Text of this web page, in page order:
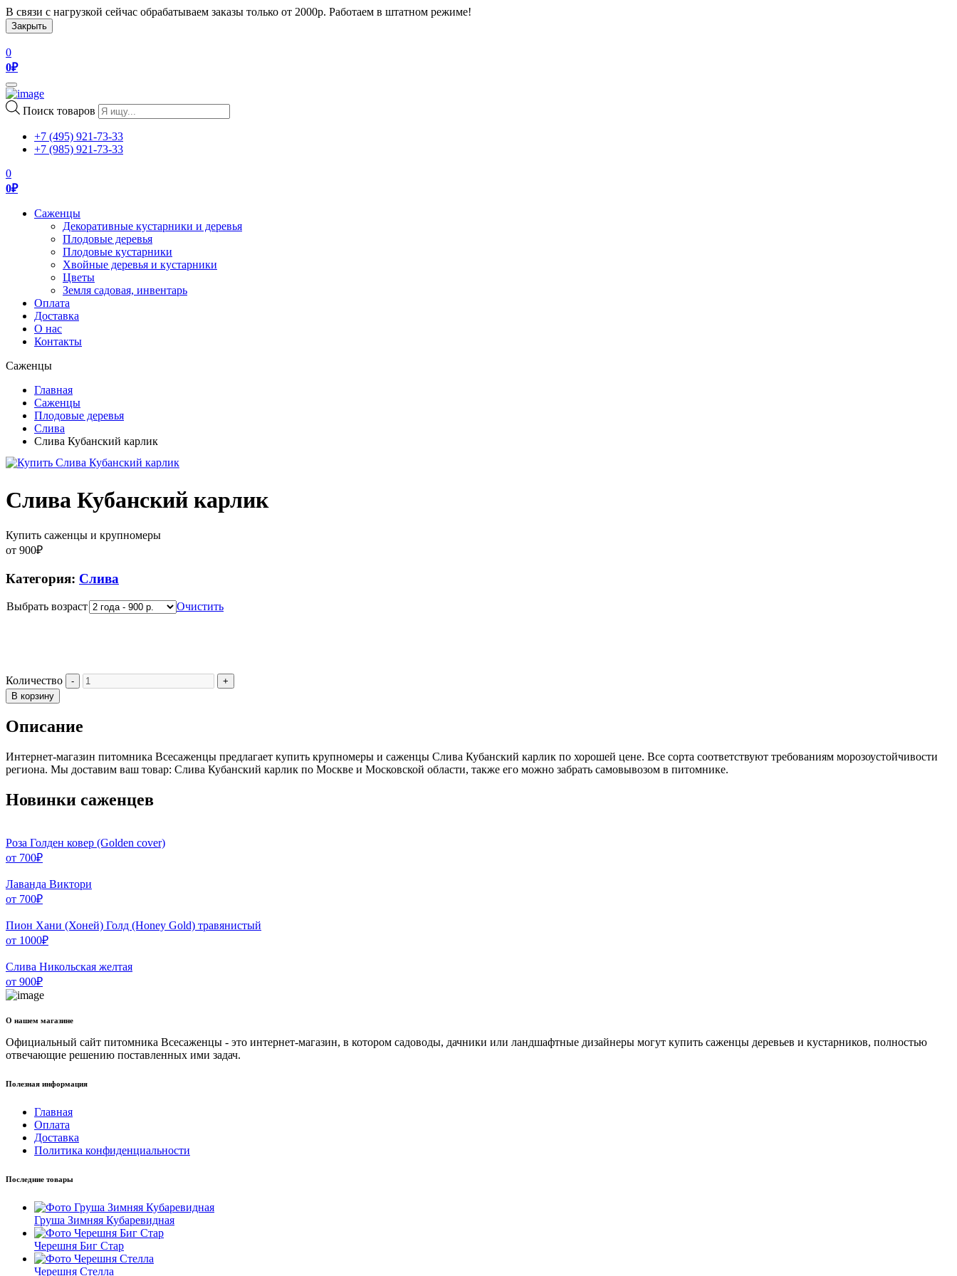
В связи с нагрузкой сейчас обрабатываем заказы только от 2000р. Работаем в штатном режиме!
Закрыть
0
0₽
Toggle
navigation
Поиск товаров
+7 (495) 921-73-33
+7 (985) 921-73-33
0
0₽
Саженцы
Декоративные кустарники и деревья
Плодовые деревья
Плодовые кустарники
Хвойные деревья и кустарники
Цветы
Земля садовая, инвентарь
Оплата
Доставка
О нас
Контакты
Саженцы
Главная
Саженцы
Плодовые деревья
Слива
Слива Кубанский карлик
Слива Кубанский карлик
Купить саженцы и крупномеры
от 900₽
Категория: Слива
Выбрать возраст Очистить
Количество
В корзину
Описание
Интернет-магазин питомника Всесаженцы предлагает купить крупномеры и саженцы Слива Кубанский карлик по хорошей цене. Все сорта соответствуют требованиям морозоустойчивости
региона. Мы доставим ваш товар: Слива Кубанский карлик по Москве и Московской области, также его можно забрать самовывозом в питомнике.
Новинки саженцев
Роза Голден ковер (Golden cover)
от 700₽
Лаванда Виктори
от 700₽
Пион Хани (Хоней) Голд (Honey Gold) травянистый
от 1000₽
Слива Никольская желтая
от 900₽
О нашем магазине
Официальный сайт питомника Всесаженцы - это интернет-магазин, в котором садоводы, дачники или ландшафтные дизайнеры могут купить саженцы деревьев и кустарников, полностью
отвечающие решению поставленных ими задач.
Полезная информация
Главная
Оплата
Доставка
Политика конфиденциальности
Последние товары
Груша Зимняя Кубаревидная
Черешня Биг Стар
Черешня Стелла